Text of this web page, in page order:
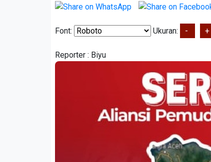
Font: Ukuran: - +
Reporter : Biyu